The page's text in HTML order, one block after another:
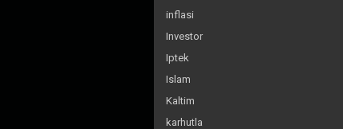
inflasi
Investor
Iptek
Islam
Kaltim
karhutla